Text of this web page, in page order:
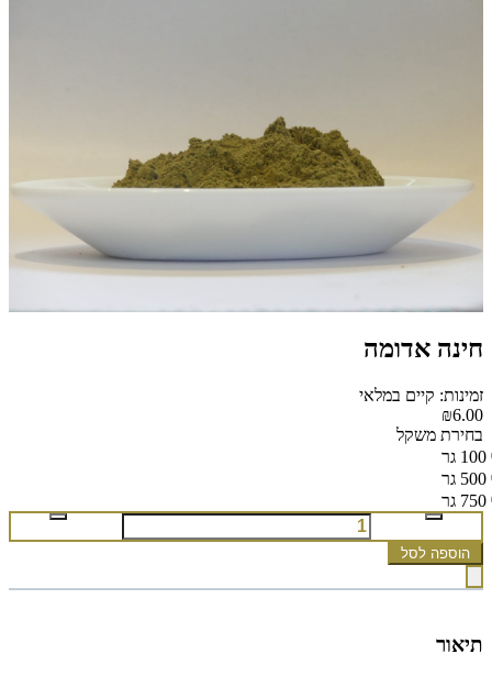
חינה אדומה
זמינות: קיים במלאי
₪6.00
בחירת משקל
100 גר
500 גר
750 גר
הוספה לסל
תיאור